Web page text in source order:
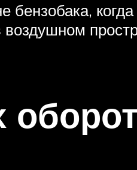
воздушном